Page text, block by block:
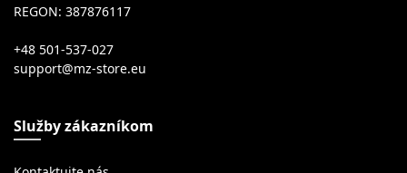
REGON: 387876117
+48 501-537-027
Služby zákazníkom